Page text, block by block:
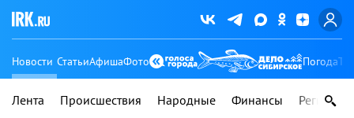
Новости СтатьиАфишаФото Погода
Лента Происшествия Народные Финансы Регионы